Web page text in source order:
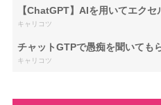
【ChatGPT】AIを用いてエク
キャリコツ
チャットGTPで愚痴を聞いても
キャリコツ